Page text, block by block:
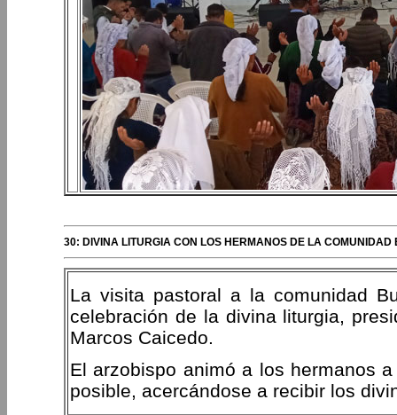
30: DIVINA LITURGIA CON LOS HERMANOS DE LA
La visita pastoral a la comunidad
celebración de la divina liturgia,
Marcos Caicedo.
El arzobispo animó a los hermanos
posible, acercándose a recibir los